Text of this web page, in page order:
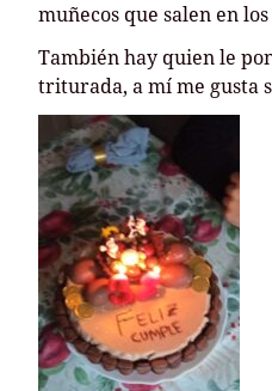
muñecos que salen en
También hay quien le
triturada, a mí me gusta